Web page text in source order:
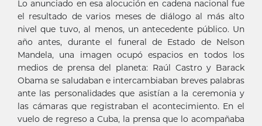
Lo anunciado en esa alocución en cadena nacional fue
el resultado de varios meses de diálogo al más alto
nivel que tuvo, al menos, un antecedente público. Un
año antes, durante el funeral de Estado de Nelson
Mandela, una imagen ocupó espacios en todos los
medios de prensa del planeta: Raúl Castro y Barack
Obama se saludaban e intercambiaban breves palabras
ante las personalidades que asistían a la ceremonia y
las cámaras que registraban el acontecimiento. En el
vuelo de regreso a Cuba, la prensa que lo acompañaba